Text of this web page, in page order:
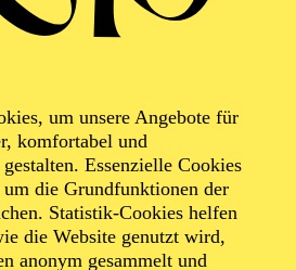
um unsere Angebote für
komfortabel und
Essenzielle Cookies
die Grundfunktionen der
Statistik-Cookies helfen
die Website genutzt wird,
anonym gesammelt und